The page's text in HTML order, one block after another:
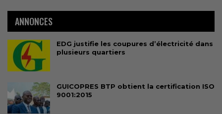
ANNONCES
EDG justifie les coupures d’électricité dans
plusieurs quartiers
GUICOPRES BTP obtient la certification ISO
9001:2015